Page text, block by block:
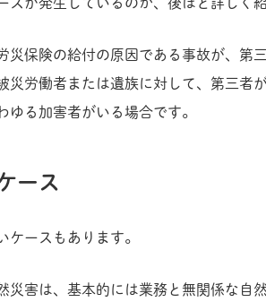
スが発生しているのか、後ほど詳しく紹
災保険の給付の原因である事故が、第
災労働者または遺族に対して、第三者
ゆる加害者がいる場合です。
ース
ケースもあります。
災害は、基本的には業務と無関係な自